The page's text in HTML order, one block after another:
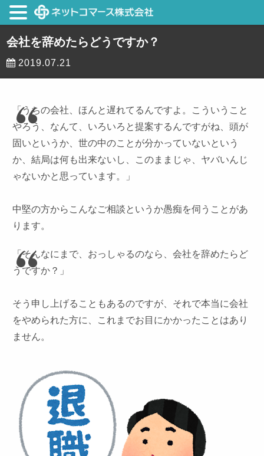
会社を辞めたらどうですか？
2019.07.21
「うちの会社、ほんと遅れてるんですよ。こういうこと
やろう、なんて、いろいろと提案するんですがね、頭が
固いというか、世の中のことが分かっていないという
か、結局は何も出来ないし、このままじゃ、ヤバいんじ
ゃないかと思っています。」
中堅の方からこんなご相談というか愚痴を伺うことがあ
ります。
「そんなにまで、おっしゃるのなら、会社を辞めたらど
うですか？」
そう申し上げることもあるのですが、それで本当に会社
をやめられた方に、これまでお目にかかったことはあり
ません。